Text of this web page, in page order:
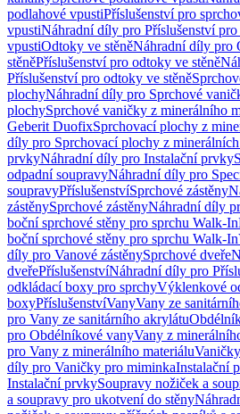
podlahové vpustiPříslušenství pro
vpustiNáhradní díly pro Příslušenství
vpustiOdtoky ve stěněNáhradní díly pro
stěněPříslušenství pro odtoky ve stěně
Příslušenství pro odtoky ve stěně
plochyNáhradní díly pro Sprchové
plochySprchové vaničky z minerálního
Geberit DuofixSprchovací plochy z
díly pro Sprchovací plochy z
prvkyNáhradní díly pro Instalační prvky
odpadní soupravyNáhradní díly pro
soupravyPříslušenstvíSprchové zástěny
zástěnySprchové zástěnyNáhradní díly
boční sprchové stěny pro sprchu Walk-In
boční sprchové stěny pro sprchu Walk-In
díly pro Vanové zástěnySprchové dveře
dveřePříslušenstvíNáhradní díly pro
odkládací boxy pro sprchyVýklenkové
boxyPříslušenstvíVanyVany ze
pro Vany ze sanitárního akrylátu
pro Obdélníkové vanyVany z
pro Vany z minerálního materiálu
díly pro Vaničky pro miminkaInstalační
Instalační prvkySoupravy nožiček a
a soupravy pro ukotvení do stěny